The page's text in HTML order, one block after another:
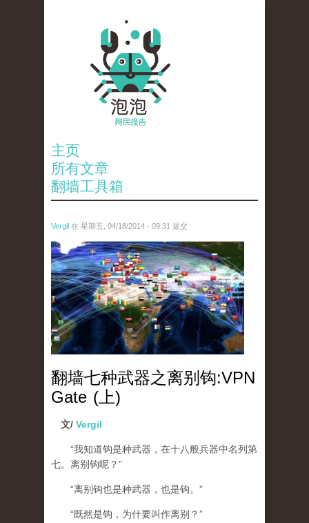
主页
所有文章
翻墙工具箱
Vergil 在 星期五, 04/18/2014 - 09:31 提交
ev.owa7_.jpg
翻墙七种武器之离别钩:VPN
Gate (上)
文/ Vergil
“我知道钩是种武器，在十八般兵器中名列第
七。离别钩呢？”
“离别钩也是种武器，也是钩。”
“既然是钩，为什要叫作离别？”